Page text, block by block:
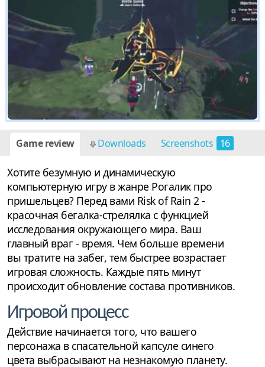
Game review Downloads Screenshots 16
Хотите безумную и динамическую
компьютерную игру в жанре Рогалик про
пришельцев? Перед вами Risk of Rain 2 -
красочная бегалка-стрелялка с функцией
исследования окружающего мира. Ваш
главный враг - время. Чем больше времени
вы тратите на забег, тем быстрее возрастает
игровая сложность. Каждые пять минут
происходит обновление состава противников.
Игровой процесс
Действие начинается того, что вашего
персонажа в спасательной капсуле синего
цвета выбрасывают на незнакомую планету.